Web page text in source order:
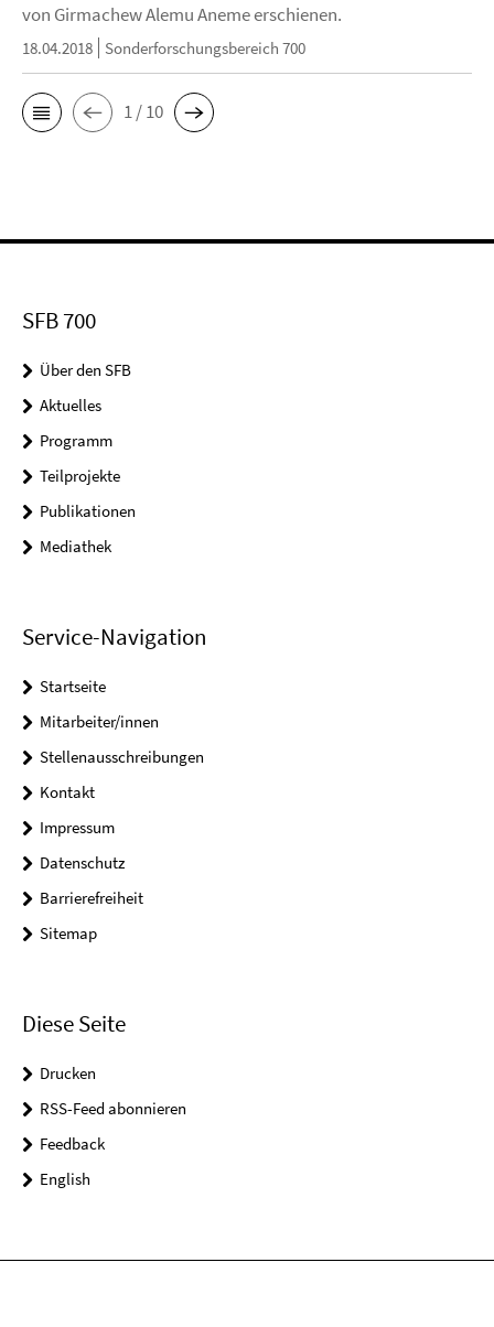
von Girmachew Alemu Aneme erschienen.
18.04.2018 Sonderforschungsbereich 700
1 / 10
SFB 700
Über den SFB
Aktuelles
Programm
Teilprojekte
Publikationen
Mediathek
Service-Navigation
Startseite
Mitarbeiter/innen
Stellenausschreibungen
Kontakt
Impressum
Datenschutz
Barrierefreiheit
Sitemap
Diese Seite
Drucken
RSS-Feed abonnieren
Feedback
English